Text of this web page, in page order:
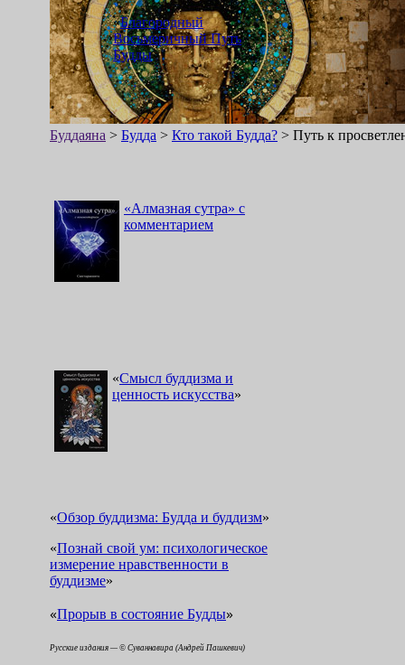
Буддаяна > Будда > Кто такой Будда? > Путь к
«Благородный
Восьмеричный Путь
Будды»
«Алмазная сутра» с
комментарием
«Смысл буддизма и
ценность искусства»
«Обзор буддизма: Будда и буддизм»
«Познай свой ум: психологическое
измерение нравственности в
буддизме»
«Прорыв в состояние Будды»
Русские издания — © Суваннавира (Андрей Пашкевич)